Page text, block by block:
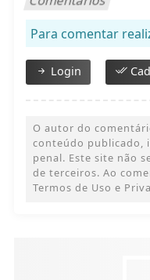
Para comentar
Login
O autor do
conteúdo publicado,
penal. Este site não
de terceiros. Ao
Termos de Uso e